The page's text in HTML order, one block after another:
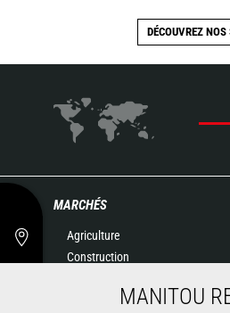
DÉCOUVREZ
MARCHÉS
Agriculture
Construction
Pétrole & gazMANITOU